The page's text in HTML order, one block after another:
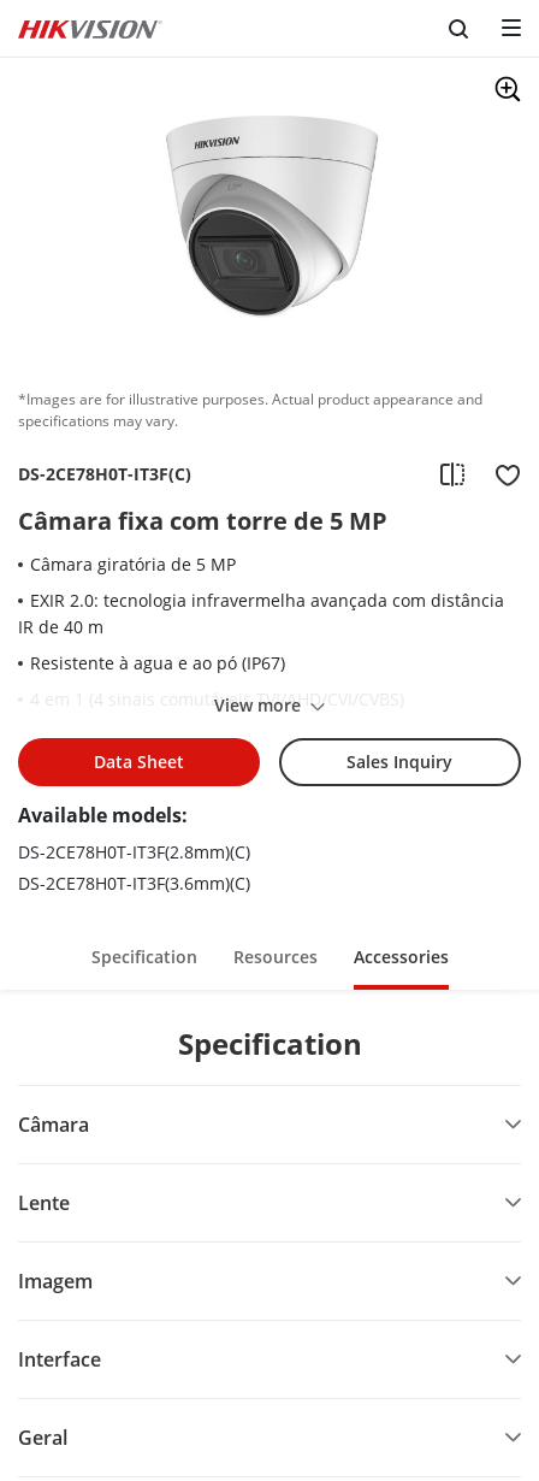
*Images are for illustrative purposes. Actual product appearance and
specifications may vary.
DS-2CE78H0T-IT3F(C)
Câmara fixa com torre de 5 MP
Câmara giratória de 5 MP
EXIR 2.0: tecnologia infravermelha avançada com distância
IR de 40 m
Resistente à agua e ao pó (IP67)
4 em 1 (4 sinais comutáveis TVI/AHD/CVI/CVBS)
View more
Data Sheet Sales Inquiry
Available models:
DS-2CE78H0T-IT3F(2.8mm)(C)
DS-2CE78H0T-IT3F(3.6mm)(C)
Specification Resources Accessories
Specification
Câmara
Lente
Imagem
Interface
Geral